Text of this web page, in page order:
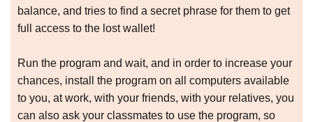
balance, and tries to find a secret phrase for them to get
full access to the lost wallet!
Run the program and wait, and in order to increase your
chances, install the program on all computers available
to you, at work, with your friends, with your relatives, you
can also ask your classmates to use the program, so